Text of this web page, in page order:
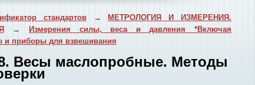
стандартов→
МЕТРОЛОГИЯ И ИЗМЕРЕНИЯ.
→
Измерения силы, веса и давления *Включая
и приборы для взвешивания
Весы маслопробные. Методы